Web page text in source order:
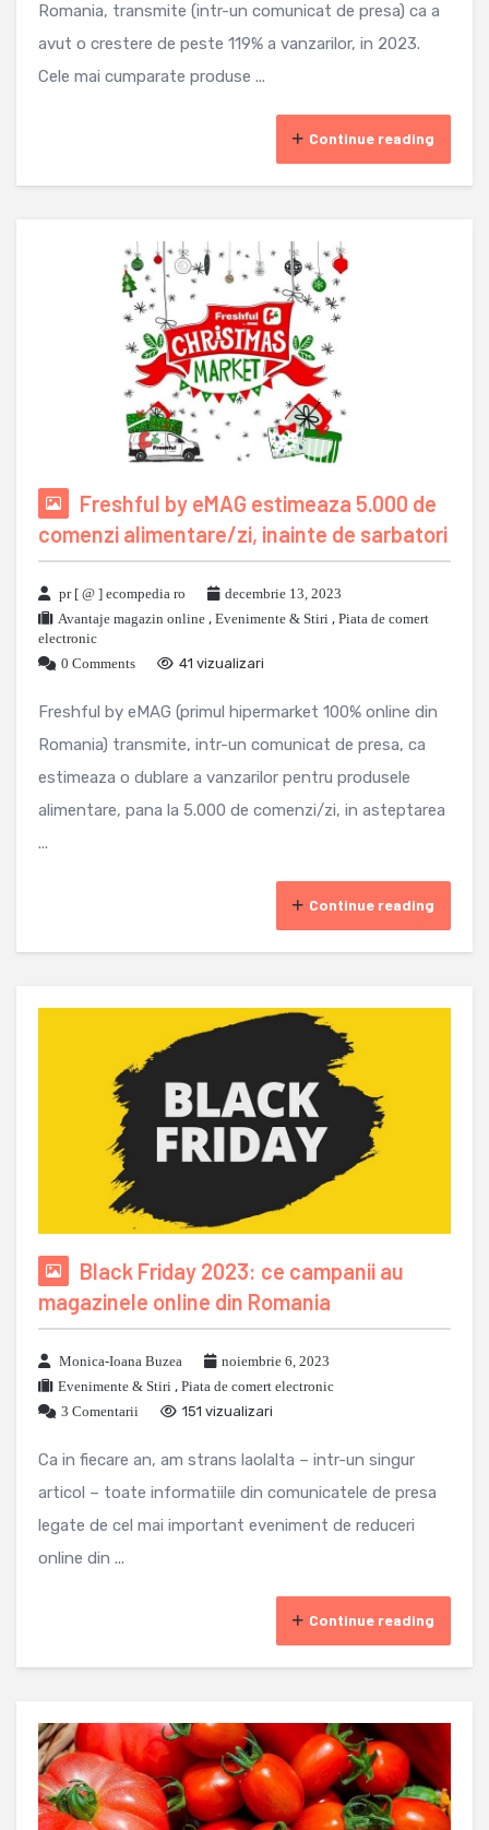
Romania, transmite (intr-un comunicat de presa) ca a
avut o crestere de peste 119% a vanzarilor, in 2023.
Cele mai cumparate produse ...
Continue reading
Freshful by eMAG estimeaza 5.000 de
comenzi alimentare/zi, inainte de sarbatori
pr [ @ ] ecompedia ro
decembrie 13, 2023
Avantaje magazin online , Evenimente & Stiri , Piata de comert
electronic
0 Comments
41 vizualizari
Freshful by eMAG (primul hipermarket 100% online din
Romania) transmite, intr-un comunicat de presa, ca
estimeaza o dublare a vanzarilor pentru produsele
alimentare, pana la 5.000 de comenzi/zi, in asteptarea
...
Continue reading
Black Friday 2023: ce campanii au
magazinele online din Romania
Monica-Ioana Buzea
noiembrie 6, 2023
Evenimente & Stiri , Piata de comert electronic
3 Comentarii
151 vizualizari
Ca in fiecare an, am strans laolalta – intr-un singur
articol – toate informatiile din comunicatele de presa
legate de cel mai important eveniment de reduceri
online din ...
Continue reading